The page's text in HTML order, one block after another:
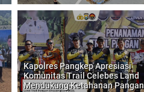
Kapolres Pangkep Apresiasi
Komunitas Trail Celebes Land
Mendukung Ketahanan Pangan